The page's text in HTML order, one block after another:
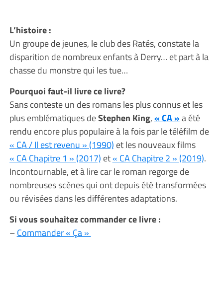
L’histoire :
Un groupe de jeunes, le club des Ratés, constate la
disparition de nombreux enfants à Derry… et part à la
chasse du monstre qui les tue…
Pourquoi faut-il livre ce livre?
Sans conteste un des romans les plus connus et les
plus emblématiques deStephen King,« CA »a été
rendu encore plus populaire à la fois par le téléfilm de
« CA / Il est revenu » (1990) et les nouveaux films
« CA Chapitre 1 » (2017) et« CA Chapitre 2 » (2019).
Incontournable, et à lire car le roman regorge de
nombreuses scènes qui ont depuis été transformées
ou révisées dans les différentes adaptations.
Si vous souhaitez commander ce livre :
–Commander « Ça »